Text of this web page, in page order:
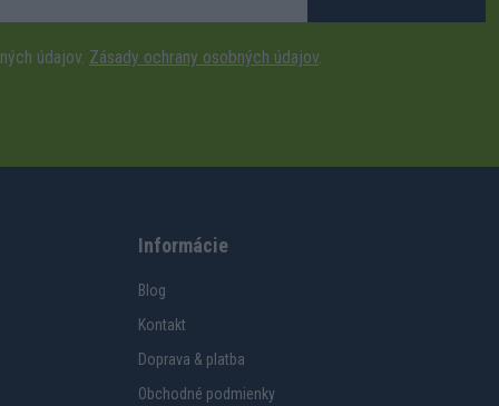
údajov. Zásady ochrany osobných údajov.
Informácie
Blog
Kontakt
Doprava & platba
Obchodné podmienky